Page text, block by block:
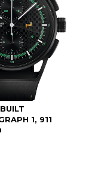
1, 911